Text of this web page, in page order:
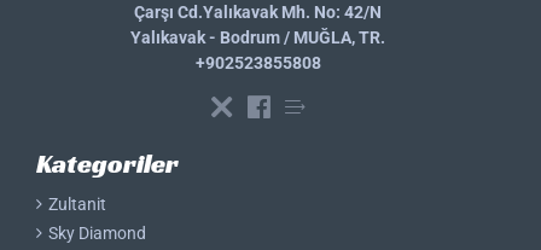
Çarşı Cd.Yalıkavak Mh. No: 42/N
Yalıkavak - Bodrum / MUĞLA, TR.
+902523855808
Kategoriler
Zultanit
Sky Diamond